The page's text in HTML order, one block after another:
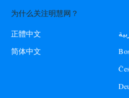
为什么关注明慧网？
正體中文
简体中文